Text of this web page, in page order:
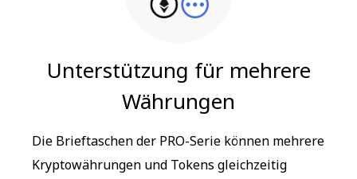
Unterstützung für mehrere
Währungen
Die Brieftaschen der PRO-Serie können mehrere
Kryptowährungen und Tokens gleichzeitig